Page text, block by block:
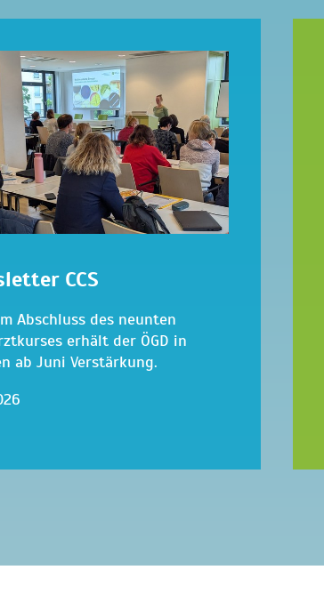
CCS
Abschluss des neunten
erhält der ÖGD in
ab Juni Verstärkung.